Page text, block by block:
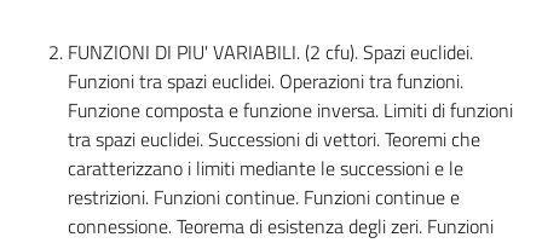
FUNZIONI DI PIU' VARIABILI. (2 cfu). Spazi euclidei.
Funzioni tra spazi euclidei. Operazioni tra funzioni.
Funzione composta e funzione inversa. Limiti di funzioni
tra spazi euclidei. Successioni di vettori. Teoremi che
caratterizzano i limiti mediante le successioni e le
restrizioni. Funzioni continue. Funzioni continue e
connessione. Teorema di esistenza degli zeri. Funzioni